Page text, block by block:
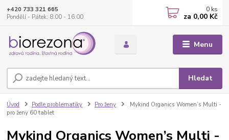
Menu
Hledat
+420 733 321 665
Pondělí - Pátek: 8:00 - 16:00
0 ks
za 0,00 Kč
Úvod Podle problematiky Pro ženy
Mykind Organics Women’s Multi -
pro ženy 60 tablet
Mykind Organics Women’s Multi -